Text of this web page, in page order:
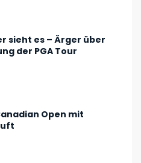
sieht es – Ärger über
der PGA Tour
Open mit